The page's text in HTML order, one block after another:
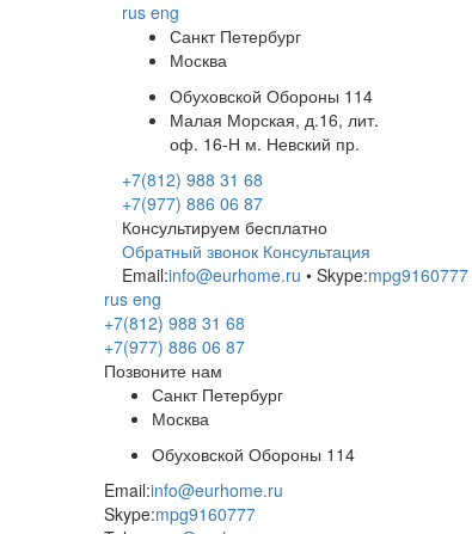
rus eng
Санкт Петербург
Москва
Обуховской Обороны 114
Малая Морская, д.16, лит.
оф. 16-Н м. Невский пр.
+7(812) 988 31 68
+7(977) 886 06 87
Консультируем бесплатно
Обратный звонок Консультация
Email:info@eurhome.ru • Skype:mpg9160777
rus eng
+7(812) 988 31 68
+7(977) 886 06 87
Позвоните нам
Санкт Петербург
Москва
Обуховской Обороны 114
Email:info@eurhome.ru
Skype:mpg9160777